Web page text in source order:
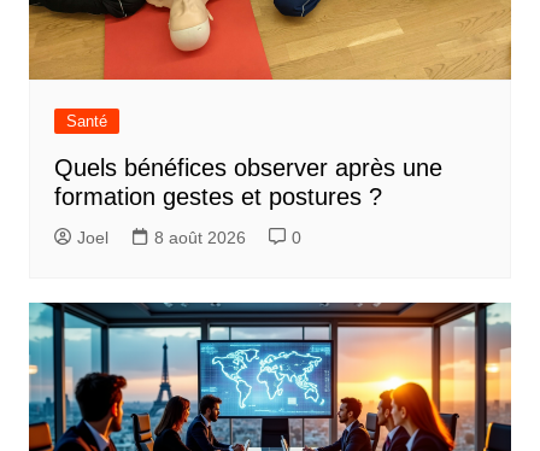
Santé
Quels bénéfices observer après une
formation gestes et postures ?
Joel 8 août 2026 0